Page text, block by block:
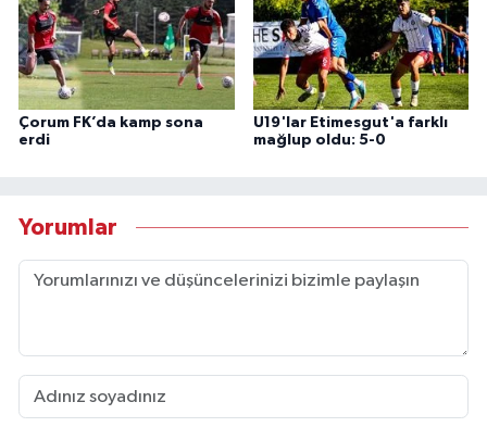
Çorum FK’da kamp sona
erdi
U19'lar Etimesgut'a farklı
mağlup oldu: 5-0
Yorumlar